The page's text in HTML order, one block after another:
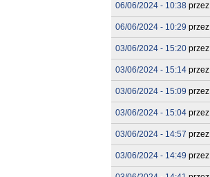
06/06/2024 - 10:38przez
06/06/2024 - 10:29 przez
03/06/2024 - 15:20przez
03/06/2024 - 15:14przez
03/06/2024 - 15:09 przez
03/06/2024 - 15:04przez
03/06/2024 - 14:57 przez
03/06/2024 - 14:49 przez